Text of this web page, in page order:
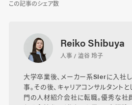
この記事のシェア数
Reiko Shibuya
人事 / 澁谷 玲子
大学卒業後、メーカー系SIerに入社
事。その後、キャリアコンサルタント
門の人材紹介会社に転職。優秀な社